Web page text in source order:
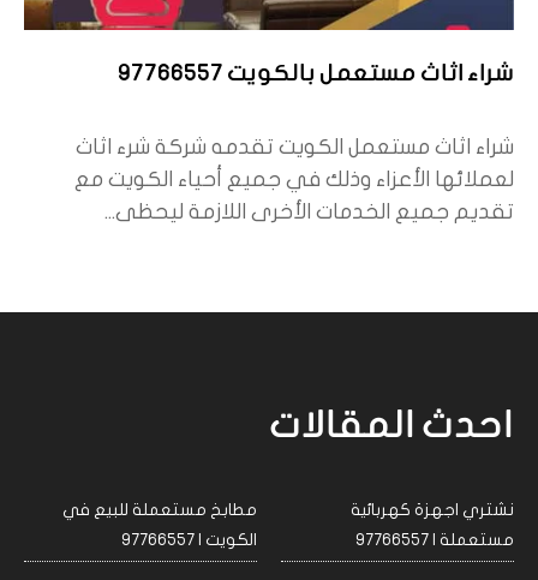
شراء اثاث مستعمل بالكويت 97766557
شراء اثاث مستعمل الكويت تقدمه شركة شرء اثاث
لعملائها الأعزاء وذلك في جميع أحياء الكويت مع
تقديم جميع الخدمات الأخرى اللازمة ليحظى...
احدث المقالات
نشتري اجهزة كهربائية
مستعملة | 97766557
مطابخ مستعملة للبيع في
الكويت | 97766557